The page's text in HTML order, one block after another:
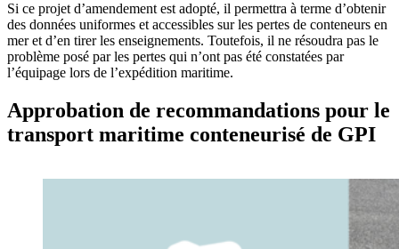
Si ce projet d’amendement est adopté, il permettra à terme d’obtenir
des données uniformes et accessibles sur les pertes de conteneurs en
mer et d’en tirer les enseignements. Toutefois, il ne résoudra pas le
problème posé par les pertes qui n’ont pas été constatées par
l’équipage lors de l’expédition maritime.
Approbation de recommandations pour le
transport maritime conteneurisé de GPI